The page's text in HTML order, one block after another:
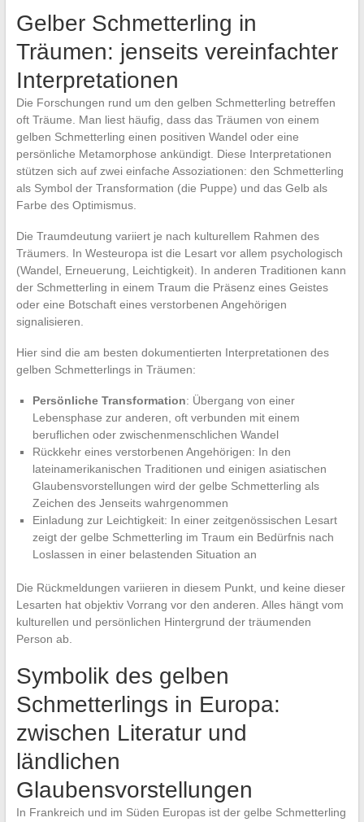
Gelber Schmetterling in
Träumen: jenseits vereinfachter
Interpretationen
Die Forschungen rund um den gelben Schmetterling betreffen
oft Träume. Man liest häufig, dass das Träumen von einem
gelben Schmetterling einen positiven Wandel oder eine
persönliche Metamorphose ankündigt. Diese Interpretationen
stützen sich auf zwei einfache Assoziationen: den Schmetterling
als Symbol der Transformation (die Puppe) und das Gelb als
Farbe des Optimismus.
Die Traumdeutung variiert je nach kulturellem Rahmen des
Träumers. In Westeuropa ist die Lesart vor allem psychologisch
(Wandel, Erneuerung, Leichtigkeit). In anderen Traditionen kann
der Schmetterling in einem Traum die Präsenz eines Geistes
oder eine Botschaft eines verstorbenen Angehörigen
signalisieren.
Hier sind die am besten dokumentierten Interpretationen des
gelben Schmetterlings in Träumen:
Persönliche Transformation: Übergang von einer
Lebensphase zur anderen, oft verbunden mit einem
beruflichen oder zwischenmenschlichen Wandel
Rückkehr eines verstorbenen Angehörigen: In den
lateinamerikanischen Traditionen und einigen asiatischen
Glaubensvorstellungen wird der gelbe Schmetterling als
Zeichen des Jenseits wahrgenommen
Einladung zur Leichtigkeit: In einer zeitgenössischen Lesart
zeigt der gelbe Schmetterling im Traum ein Bedürfnis nach
Loslassen in einer belastenden Situation an
Die Rückmeldungen variieren in diesem Punkt, und keine dieser
Lesarten hat objektiv Vorrang vor den anderen. Alles hängt vom
kulturellen und persönlichen Hintergrund der träumenden
Person ab.
Symbolik des gelben
Schmetterlings in Europa:
zwischen Literatur und
ländlichen
Glaubensvorstellungen
In Frankreich und im Süden Europas ist der gelbe Schmetterling